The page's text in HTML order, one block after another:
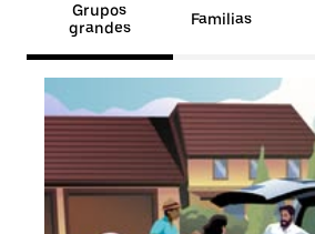
Grupos
grandes
Familias